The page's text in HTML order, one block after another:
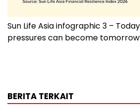
Sun Life Asia infographic 3 –
pressures can become
BERITA TERKAIT